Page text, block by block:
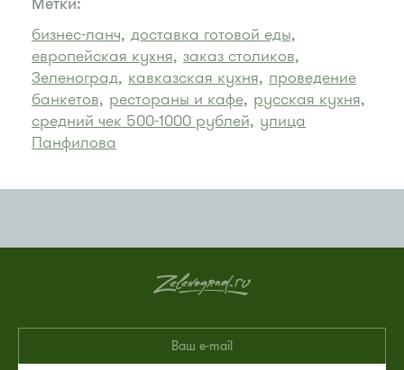
бизнес-ланч, доставка готовой еды,
европейская кухня, заказ столиков,
Зеленоград, кавказская кухня, проведение
банкетов, рестораны и кафе, русская кухня,
средний чек 500-1000 рублей, улица
Панфилова